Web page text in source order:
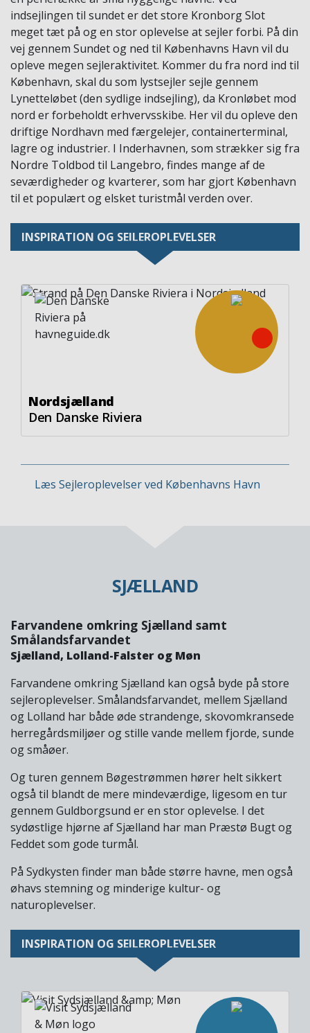
indsejlingen til sundet er det store Kronborg Slot
meget tæt på og en stor oplevelse at sejler forbi. På din
vej gennem Sundet og ned til Københavns Havn vil du
opleve megen sejleraktivitet. Kommer du fra nord ind til
København, skal du som lystsejler sejle gennem
Lynetteløbet (den sydlige indsejling), da Kronløbet mod
nord er forbeholdt erhvervsskibe. Her vil du opleve den
driftige Nordhavn med færgelejer, containerterminal,
lagre og industrier. I Inderhavnen, som strækker sig fra
Nordre Toldbod til Langebro, findes mange af de
seværdigheder og kvarterer, som har gjort København
til et populært og elsket turistmål verden over.
INSPIRATION OG SEJLEROPLEVELSER
Image
Nordsjælland
Den Danske Riviera
Læs Sejleroplevelser ved Københavns Havn
SJÆLLAND
Farvandene omkring Sjælland samt
Smålandsfarvandet
Sjælland, Lolland-Falster og Møn
Farvandene omkring Sjælland kan også byde på store
sejleroplevelser. Smålandsfarvandet, mellem Sjælland
og Lolland har både øde strandenge, skovomkransede
herregårdsmiljøer og stille vande mellem fjorde, sunde
og småøer.
Og turen gennem Bøgestrømmen hører helt sikkert
også til blandt de mere mindeværdige, ligesom en tur
gennem Guldborgsund er en stor oplevelse. I det
sydøstlige hjørne af Sjælland har man Præstø Bugt og
Feddet som gode turmål.
På Sydkysten finder man både større havne, men også
øhavs stemning og minderige kultur- og
naturoplevelser.
INSPIRATION OG SEJLEROPLEVELSER
Image